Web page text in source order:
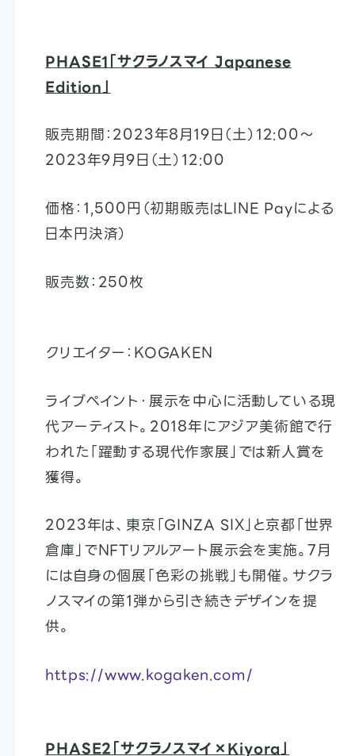
PHASE1「サクラノスマイ Japanese
Edition」
販売期間：2023年8月19日（土）12:00〜
2023年9月9日（土）12:00
価格：1,500円（初期販売はLINE Payによる
日本円決済）
販売数：250枚
クリエイター：KOGAKEN
ライブペイント・展示を中心に活動している現
代アーティスト。2018年にアジア美術館で行
われた「躍動する現代作家展」では新人賞を
獲得。
2023年は、東京「GINZA SIX」と京都「世界
倉庫」でNFTリアルアート展示会を実施。7月
には自身の個展「色彩の挑戦」も開催。サクラ
ノスマイの第1弾から引き続きデザインを提
供。
https://www.kogaken.com/
PHASE2「サクラノスマイ×Kiyora」